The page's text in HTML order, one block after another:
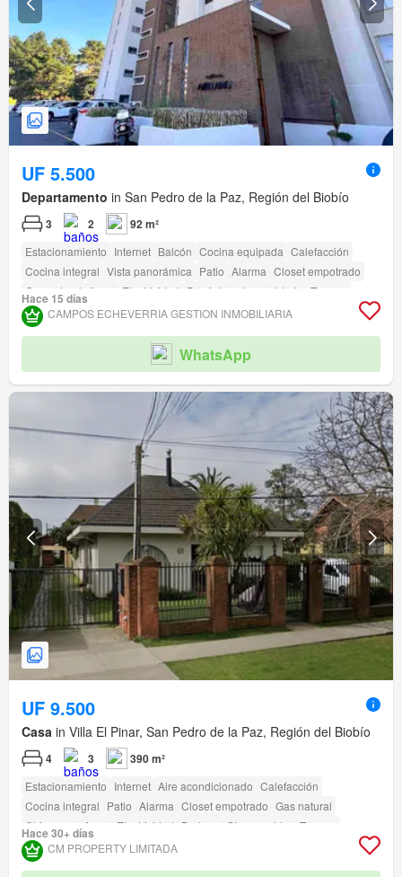
UF 5.500
Departamento in San Pedro de la Paz, Región del Biobío
3 2 92 m²
Estacionamiento Internet Balcón Cocina equipada Calefacción
Cocina integral Vista panorámica Patio Alarma Closet empotrado
Gas natural
Agua Electricidad Parcialmente amoblado
Terraza
Seguridad Piscina Área para niños Ascensor Jardín
Parilla
Hace 15 días
CAMPOS ECHEVERRIA GESTION INMOBILIARIA
WhatsApp
UF 9.500
Casa in Villa El Pinar, San Pedro de la Paz, Región del Biobío
4 3 390 m²
Estacionamiento Internet Aire acondicionado Calefacción
Cocina integral Patio Alarma Closet empotrado Gas natural
Chimenea
Agua Electricidad Bodega Sin amueblar
Terraza
amenity_wi_fi Seguridad Área para niños Parilla
Hace 30+ días
CM PROPERTY LIMITADA